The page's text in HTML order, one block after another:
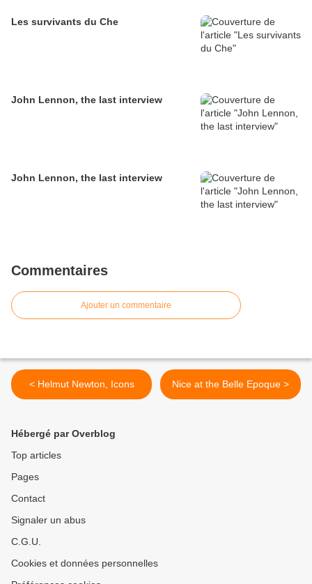
Les survivants du Che
John Lennon, the last interview
John Lennon, the last interview
Commentaires
Ajouter un commentaire
< Helmut Newton, Icons Nice at the Belle Epoque >
Hébergé par Overblog
Top articles
Pages
Contact
Signaler un abus
C.G.U.
Cookies et données personnelles